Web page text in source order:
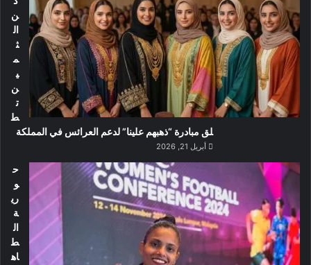
ن
ال
ث
م
ي
ن
ت
ط
لق مبادرة “ذهبهم علينا” لدعم العرائس في المملكة
أبريل 21, 2026
ح
و
ري
ة
ال
ط
اه